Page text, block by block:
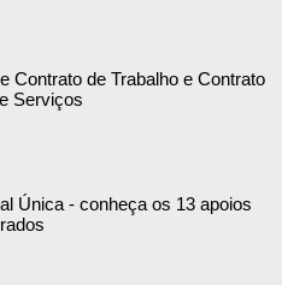
Contrato de Trabalho e Contrato
Serviços
Única - conheça os 13 apoios